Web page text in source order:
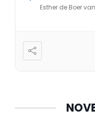
Esther de Boer